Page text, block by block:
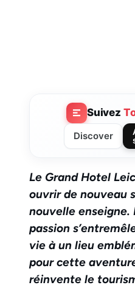
Suivez
Discover
Le Grand Hotel
ouvrir de nouveau
nouvelle
passion
vie à un lieu
pour cette
réinvente le